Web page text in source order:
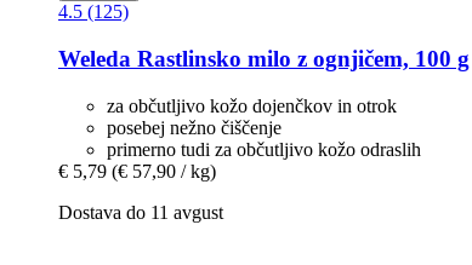
4.5 (125)
Weleda Rastlinsko milo z ognjičem, 100 g
za občutljivo kožo dojenčkov in otrok
posebej nežno čiščenje
primerno tudi za občutljivo kožo odraslih
€ 5,79 (€ 57,90 / kg)
Dostava do 11 avgust